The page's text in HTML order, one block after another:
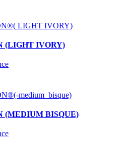
(LIGHT IVORY)
(MEDIUM BISQUE)